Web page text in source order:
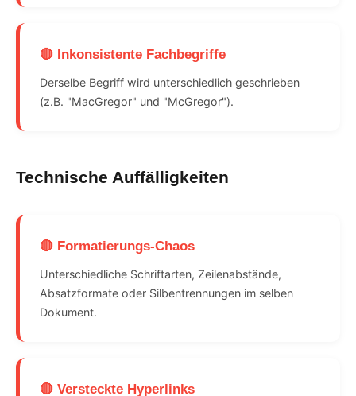
🔴 Inkonsistente Fachbegriffe
Derselbe Begriff wird unterschiedlich geschrieben
(z.B. "MacGregor" und "McGregor").
Technische Auffälligkeiten
🔴 Formatierungs-Chaos
Unterschiedliche Schriftarten, Zeilenabstände,
Absatzformate oder Silbentrennungen im selben
Dokument.
🔴 Versteckte Hyperlinks